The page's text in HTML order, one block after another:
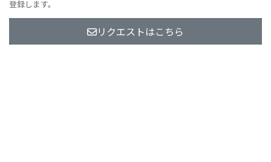
登録します。
リクエストはこちら